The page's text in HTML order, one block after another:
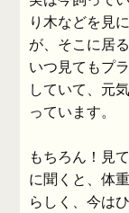
り木などを見
が、そこに居
いつ見てもプ
していて、元
っています。
もちろん！見
に聞くと、体
らしく、今は